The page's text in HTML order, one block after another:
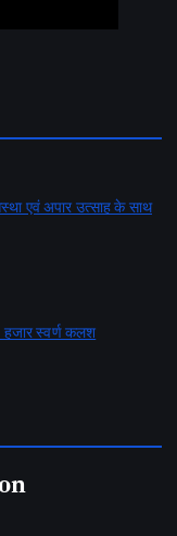
एवं अपार उत्साह के साथ
हजार स्वर्ण कलश